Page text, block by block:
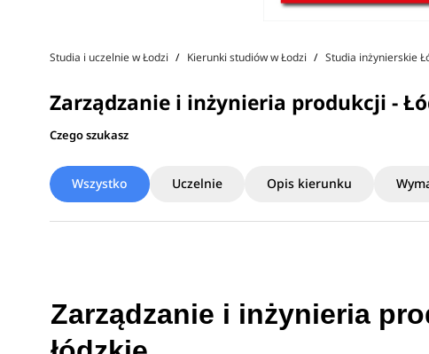
Studia i uczelnie w Łodzi Kierunki studiów w Łodzi Studia inżynierskie
Zarządzanie i inżynieria produkcji -
Czego szukasz
Wszystko Uczelnie Opis kierunku
Zarządzanie i inżynieria